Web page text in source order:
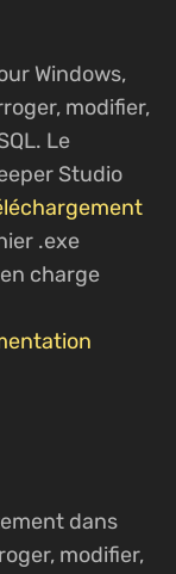
Windows,
modifier,
Le
Studio
.exe
charge
dans
modifier,